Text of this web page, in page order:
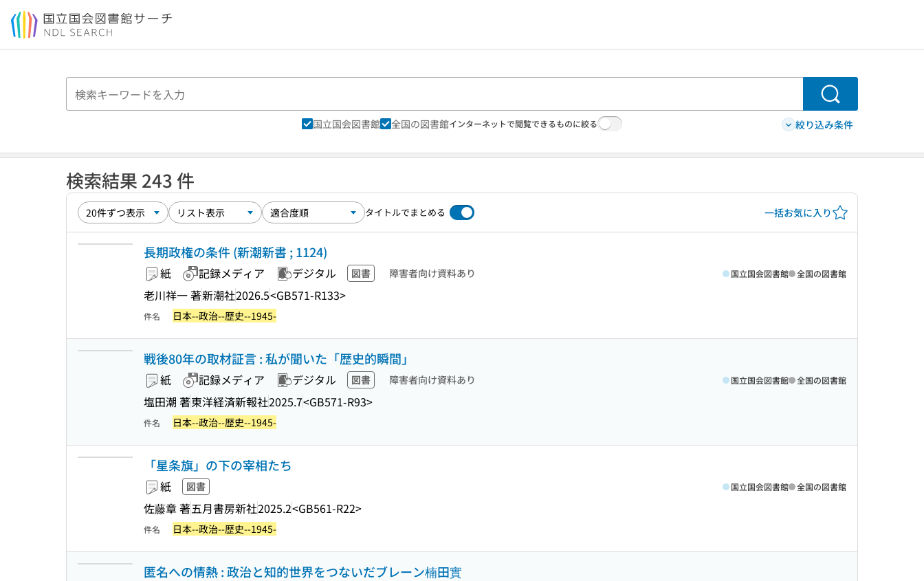
本文へ移動
検索
国立国会図書館 全国の図書館インターネットで閲覧できるものに絞る 絞り込み条件
検索結果 243 件
タイトルでまとめる 一括お気に入り
長期政権の条件 (新潮新書 ; 1124)
紙 記録メディア デジタル 図書 障害者向け資料あり
老川祥一 著新潮社2026.5<GB571-R133>
国立国会図書館 全国の図書館
件名 日本--政治--歴史--1945-
戦後80年の取材証言 : 私が聞いた「歴史的瞬間」
紙 記録メディア デジタル 図書 障害者向け資料あり
塩田潮 著東洋経済新報社2025.7<GB571-R93>
国立国会図書館 全国の図書館
件名 日本--政治--歴史--1945-
「星条旗」の下の宰相たち
紙 図書
佐藤章 著五月書房新社2025.2<GB561-R22>
国立国会図書館 全国の図書館
件名 日本--政治--歴史--1945-
匿名への情熱 : 政治と知的世界をつないだブレーン楠田實